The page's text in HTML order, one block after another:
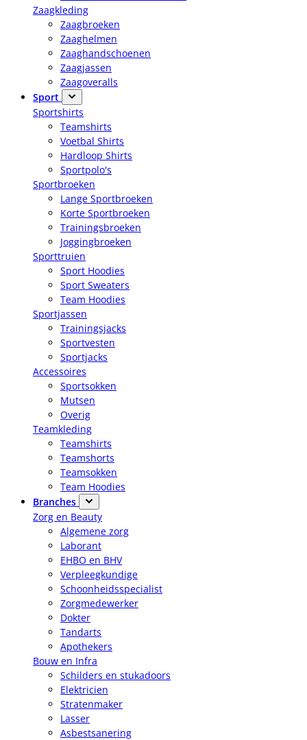
Zaagkleding
Zaagbroeken
Zaaghelmen
Zaaghandschoenen
Zaagjassen
Zaagoveralls
Sport
Sportshirts
Teamshirts
Voetbal Shirts
Hardloop Shirts
Sportpolo's
Sportbroeken
Lange Sportbroeken
Korte Sportbroeken
Trainingsbroeken
Joggingbroeken
Sporttruien
Sport Hoodies
Sport Sweaters
Team Hoodies
Sportjassen
Trainingsjacks
Sportvesten
Sportjacks
Accessoires
Sportsokken
Mutsen
Overig
Teamkleding
Teamshirts
Teamshorts
Teamsokken
Team Hoodies
Branches
Zorg en Beauty
Algemene zorg
Laborant
EHBO en BHV
Verpleegkundige
Schoonheidsspecialist
Zorgmedewerker
Dokter
Tandarts
Apothekers
Bouw en Infra
Schilders en stukadoors
Elektricien
Stratenmaker
Lasser
Asbestsanering